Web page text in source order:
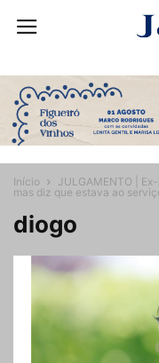
Início
JULGAMENTO |
mas diz que estava ao
diogo